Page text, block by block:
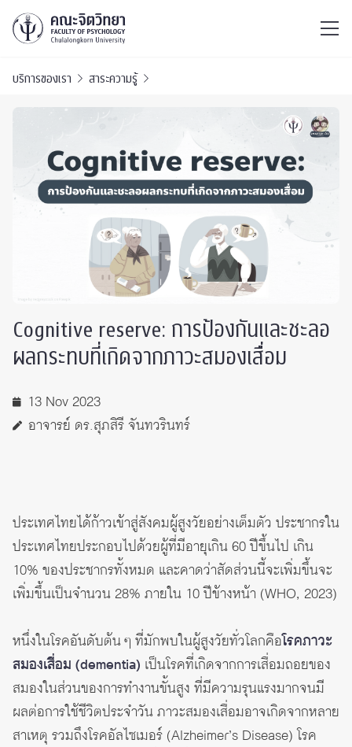
บริการของเรา สาระความรู้
Cognitive reserve: การป้องกันและชะลอ
ผลกระทบที่เกิดจากภาวะสมองเสื่อม
13 Nov 2023
อาจารย์ ดร.สุภสิรี จันทวรินทร์
ประเทศไทยได้ก้าวเข้าสู่สังคมผู้สูงวัยอย่างเต็มตัว ประชากรใน
ประเทศไทยประกอบไปด้วยผู้ที่มีอายุเกิน 60 ปีขึ้นไป เกิน
10% ของประชากรทั้งหมด และคาดว่าสัดส่วนนี้จะเพิ่มขึ้นจะ
เพิ่มขึ้นเป็นจำนวน 28% ภายใน 10 ปีข้างหน้า (WHO, 2023)
หนึ่งในโรคอันดับต้น ๆ ที่มักพบในผู้สูงวัยทั่วโลกคือโรคภาวะ
สมองเสื่อม (dementia) เป็นโรคที่เกิดจากการเสื่อมถอยของ
สมองในส่วนของการทำงานขั้นสูง ที่มีความรุนแรงมากจนมี
ผลต่อการใช้ชีวิตประจำวัน ภาวะสมองเสื่อมอาจเกิดจากหลาย
สาเหตุ รวมถึงโรคอัลไซเมอร์ (Alzheimer’s Disease) โรค